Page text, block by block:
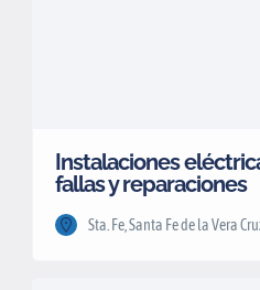
Instalaciones
fallas y reparaciones
Sta. Fe, Santa Fe de la Vera